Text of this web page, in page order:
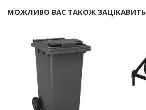
МОЖЛИВО ВАС ТАКОЖ ЗАЦІКАВИТЬ